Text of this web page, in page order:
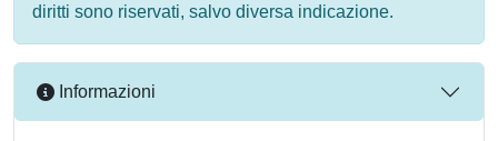
diritti sono riservati, salvo diversa indicazione.
Informazioni